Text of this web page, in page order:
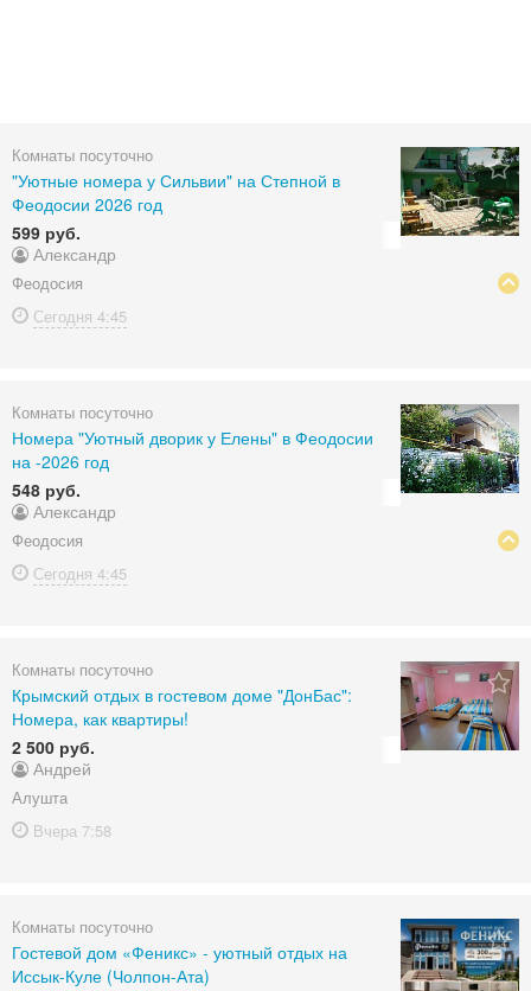
Комнаты посуточно
"Уютные номера у Сильвии" на Степной в
Феодосии 2026 год
599 руб.
Александр
Феодосия
Сегодня 4:45
Комнаты посуточно
Номера "Уютный дворик у Елены" в Феодосии
на -2026 год
548 руб.
Александр
Феодосия
Сегодня 4:45
Комнаты посуточно
Крымский отдых в гостевом доме "ДонБас":
Номера, как квартиры!
2 500 руб.
Андрей
Алушта
Вчера 7:58
Комнаты посуточно
Гостевой дом «Феникс» - уютный отдых на
Иссык-Куле (Чолпон-Ата)